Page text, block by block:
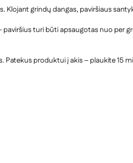
grindų dangas, paviršiaus
turi būti apsaugotas nuo per
produktui į akis – plaukite 15